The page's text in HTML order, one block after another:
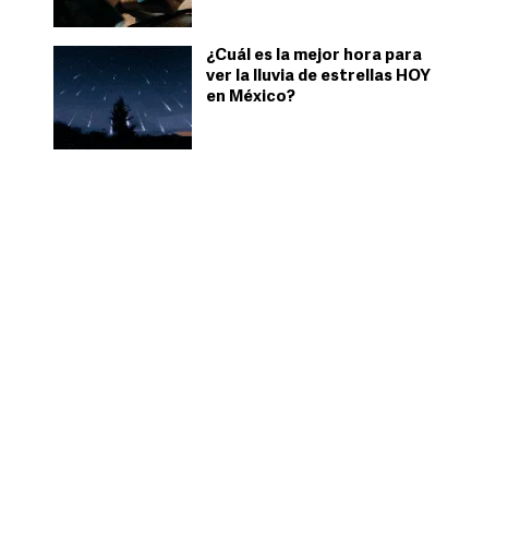
¿Cuál es la mejor hora para
ver la lluvia de estrellas HOY
en México?